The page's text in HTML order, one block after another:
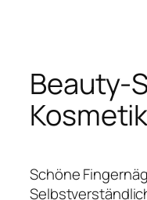
springen
Beauty-
Schöne